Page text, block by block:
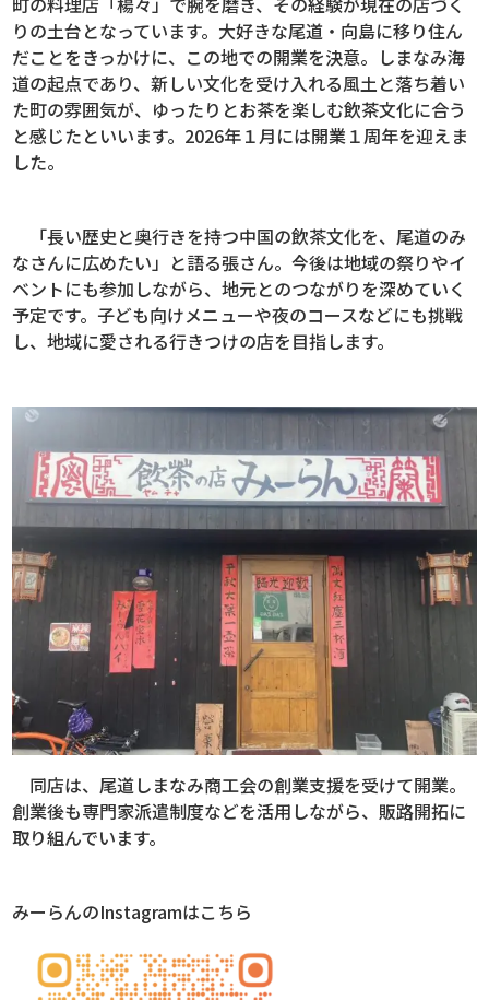
りの土台となっています。大好きな尾道・向島に移り住ん
だことをきっかけに、この地での開業を決意。しまなみ海
道の起点であり、新しい文化を受け入れる風土と落ち着い
た町の雰囲気が、ゆったりとお茶を楽しむ飲茶文化に合う
と感じたといいます。2026年１月には開業１周年を迎えま
した。
「長い歴史と奥行きを持つ中国の飲茶文化を、尾道のみ
なさんに広めたい」と語る張さん。今後は地域の祭りやイ
ベントにも参加しながら、地元とのつながりを深めていく
予定です。子ども向けメニューや夜のコースなどにも挑戦
し、地域に愛される行きつけの店を目指します。
同店は、尾道しまなみ商工会の創業支援を受けて開業。
創業後も専門家派遣制度などを活用しながら、販路開拓に
取り組んでいます。
みーらんのInstagramはこちら